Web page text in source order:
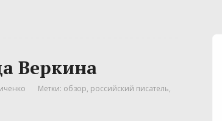
Веркина
Метки: обзор, российский писатель,